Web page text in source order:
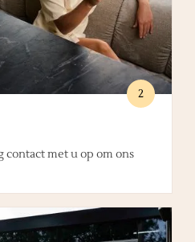
2
contact met u op om ons